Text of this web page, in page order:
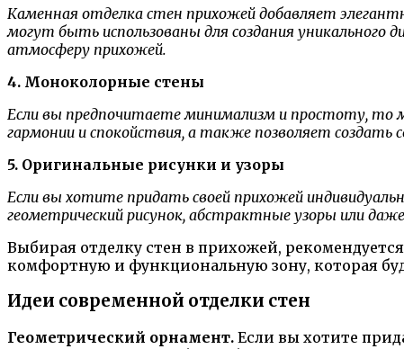
Каменная отделка стен прихожей добавляет
могут быть использованы для создания
атмосферу прихожей.
4. Моноколорные стены
Если вы предпочитаете минимализм и простоту, то
гармонии и спокойствия, а также позволяет
5. Оригинальные рисунки и узоры
Если вы хотите придать своей прихожей
геометрический рисунок, абстрактные узоры или
Выбирая отделку стен в прихожей,
комфортную и функциональную зону, которая
Идеи современной отделки стен
Геометрический орнамент. Если вы хотите